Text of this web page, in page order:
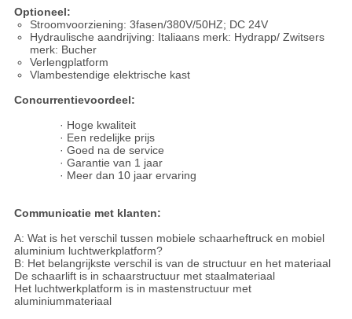
Optioneel:
Stroomvoorziening: 3fasen/380V/50HZ; DC 24V
Hydraulische aandrijving: Italiaans merk: Hydrapp/ Zwitsers
merk: Bucher
Verlengplatform
Vlambestendige elektrische kast
Concurrentievoordeel:
· Hoge kwaliteit
· Een redelijke prijs
· Goed na de service
· Garantie van 1 jaar
· Meer dan 10 jaar ervaring
Communicatie met klanten:
A: Wat is het verschil tussen mobiele schaarheftruck en mobiel
aluminium luchtwerkplatform?
B: Het belangrijkste verschil is van de structuur en het materiaal
De schaarlift is in schaarstructuur met staalmateriaal
Het luchtwerkplatform is in mastenstructuur met
aluminiummateriaal